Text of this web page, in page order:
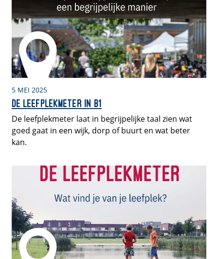
5 MEI 2025
De Leefplekmeter in B1
De leefplekmeter laat in begrijpelijke taal zien wat
goed gaat in een wijk, dorp of buurt en wat beter
kan.